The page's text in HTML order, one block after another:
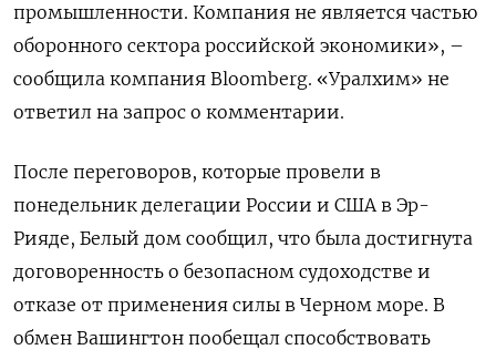
промышленности. Компания не является частью
оборонного сектора российской экономики», –
сообщила компания Bloomberg. «Уралхим» не
ответил на запрос о комментарии.
После переговоров, которые провели в
понедельник делегации России и США в Эр-
Рияде, Белый дом сообщил, что была достигнута
договоренность о безопасном судоходстве и
отказе от применения силы в Черном море. В
обмен Вашингтон пообещал способствовать